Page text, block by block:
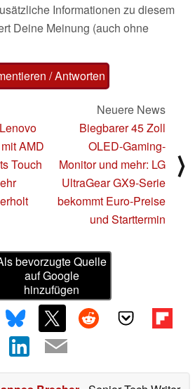
Informationen zu diesem
Deine Meinung (auch ohne
/ Antworten
AMD
Touch
Neuere News
Biegbarer 45 Zoll
OLED-Gaming-
Monitor und mehr: LG
UltraGear GX9-Serie
bekommt Euro-Preise
und Starttermin
⟩
bevorzugte Quelle
auf Google
hinzufügen